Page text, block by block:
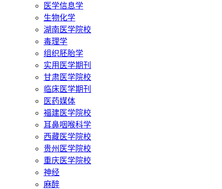
医学信息学
生物化学
湖南医学院校
毒理学
组织胚胎学
实用医学期刊
甘肃医学院校
临床医学期刊
医药媒体
福建医学院校
耳鼻咽喉科学
西藏医学院校
贵州医学院校
重庆医学院校
神经
麻醉